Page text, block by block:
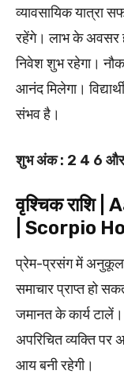
व्यावसायिक यात्रा
रहेंगे। लाभ के अवसर
निवेश शुभ रहेगा।
आनंद मिलेगा।
संभव है।
शुभ अंक : 2 4 6 और
वृश्चिक राशि
| Scorpio
प्रेम-प्रसंग में
समाचार प्राप्त हो
जमानत के कार्य
अपरिचित व्यक्ति पर
आय बनी रहेगी।